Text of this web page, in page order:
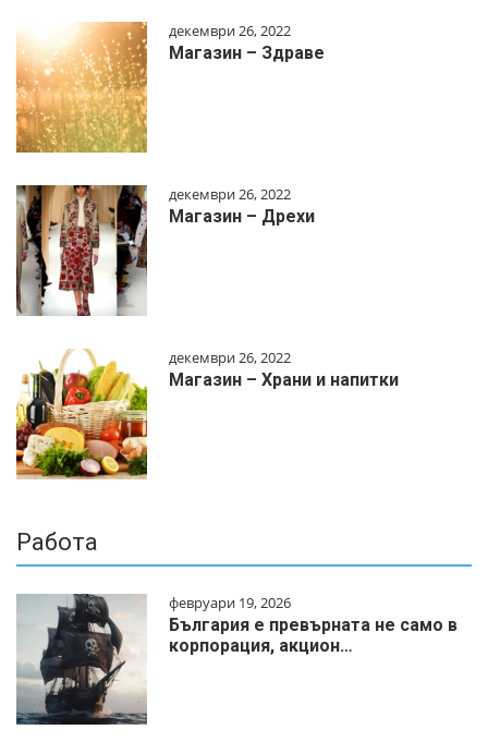
декември 26, 2022
Магазин – Здраве
декември 26, 2022
Магазин – Дрехи
декември 26, 2022
Магазин – Храни и напитки
Работа
февруари 19, 2026
България е превърната не само в
корпорация, акцион…